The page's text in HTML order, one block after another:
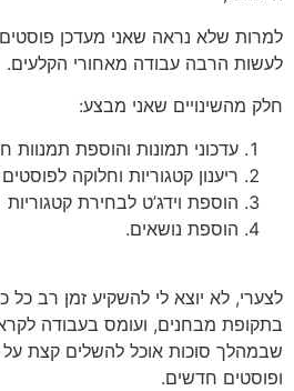
שלא נראה שאני מעדכן פוסטים
הרבה עבודה מאחורי הקלעים.
מהשינויים שאני מבצע:
עדכוני תמונות והוספת תמנוות
ריענון קטגוריות וחלוקה לפוסטים
הוספת וידג’ט לבחירת קטגוריות
הוספת נושאים.
לא יוצא לי להשקיע זמן רב כל כך
מבחנים, ועומס בעבודה לקראת
סוכות אוכל להשלים קצת על
חדשים.